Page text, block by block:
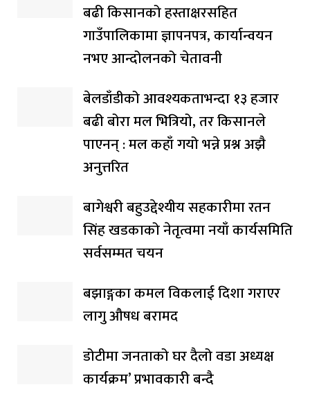
बढी किसानको हस्ताक्षरसहित
गाउँपालिकामा ज्ञापनपत्र, कार्यान्वयन
नभए आन्दोलनको चेतावनी
बेलडाँडीको आवश्यकताभन्दा १३ हजार
बढी बोरा मल भित्रियो, तर किसानले
पाएनन् : मल कहाँ गयो भन्ने प्रश्न अझै
अनुत्तरित
बागेश्वरी बहुउद्देश्यीय सहकारीमा रतन
सिंह खडकाको नेतृत्वमा नयाँ कार्यसमिति
सर्वसम्मत चयन
बझाङ्गका कमल विकलाई दिशा गराएर
लागु औषध बरामद
डोटीमा जनताको घर दैलो वडा अध्यक्ष
कार्यक्रम’ प्रभावकारी बन्दै